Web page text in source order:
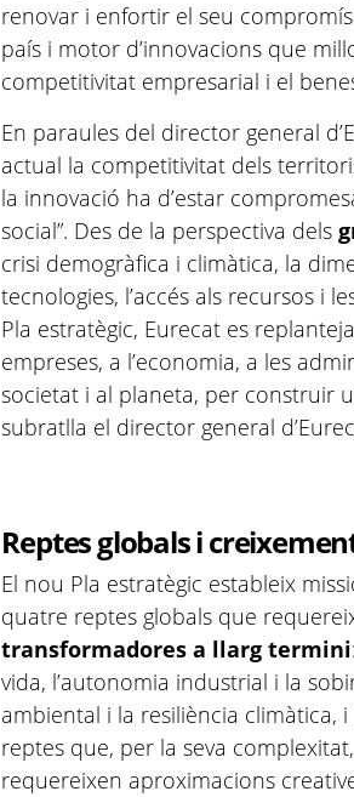
renovar i enfortir el seu
país i motor d’innovacions que
competitivitat empresarial i el
En paraules del director general
actual la competitivitat dels
la innovació ha d’estar
social”. Des de la perspectiva dels
crisi demogràfica i climàtica, la
tecnologies, l’accés als recursos i
Pla estratègic, Eurecat es
empreses, a l’economia, a les
societat i al planeta, per construir
subratlla el director general
Reptes globals i
El nou Pla estratègic estableix
quatre reptes globals que
transformadores a llarg termini
vida, l’autonomia industrial i la
ambiental i la resiliència climàtica,
reptes que, per la seva
requereixen aproximacions